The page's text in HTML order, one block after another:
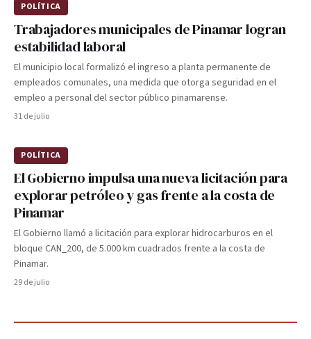
POLÍTICA
Trabajadores municipales de Pinamar logran
estabilidad laboral
El municipio local formalizó el ingreso a planta permanente de
empleados comunales, una medida que otorga seguridad en el
empleo a personal del sector público pinamarense.
31 de julio
POLÍTICA
El Gobierno impulsa una nueva licitación para
explorar petróleo y gas frente a la costa de
Pinamar
El Gobierno llamó a licitación para explorar hidrocarburos en el
bloque CAN_200, de 5.000 km cuadrados frente a la costa de
Pinamar.
29 de julio